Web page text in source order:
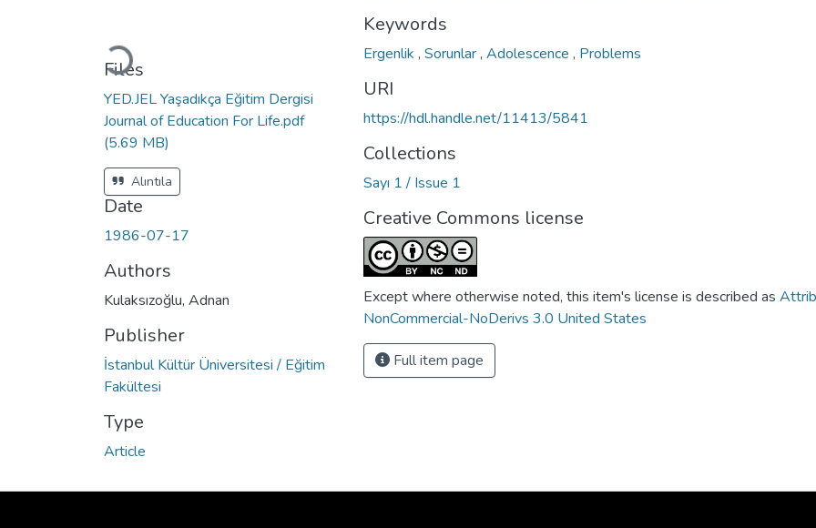
Loading...
Files
YED.JEL Yaşadıkça Eğitim Dergisi
Journal of Education For Life.pdf
(5.69 MB)
Alıntıla
Date
1986-07-17
Authors
Kulaksızoğlu, Adnan
Publisher
İstanbul Kültür Üniversitesi / Eğitim
Fakültesi
Type
Article
Keywords
Ergenlik , Sorunlar, Adolescence , Problems
URI
https://hdl.handle.net/11413/5841
Collections
Sayı 1 / Issue 1
Creative Commons license
Except where otherwise noted, this item's license is described as
NonCommercial-NoDerivs 3.0 United States
Full item page